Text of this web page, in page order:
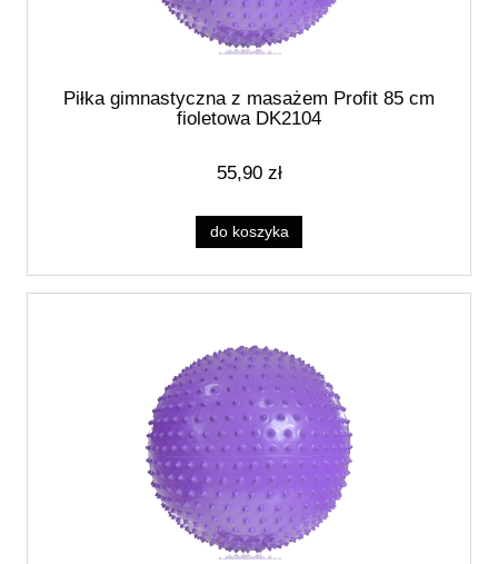
Piłka gimnastyczna z masażem Profit 85 cm
fioletowa DK2104
55,90 zł
do koszyka